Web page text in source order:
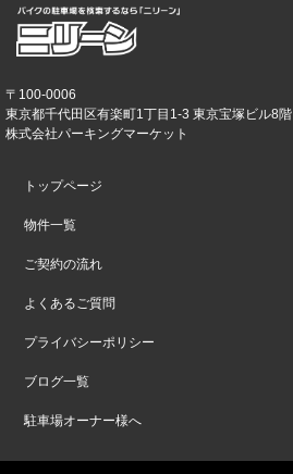
〒100-0006
東京都千代田区有楽町1丁目1-3 東京宝塚ビル8階
株式会社パーキングマーケット
トップページ
物件一覧
ご契約の流れ
よくあるご質問
プライバシーポリシー
ブログ一覧
駐車場オーナー様へ